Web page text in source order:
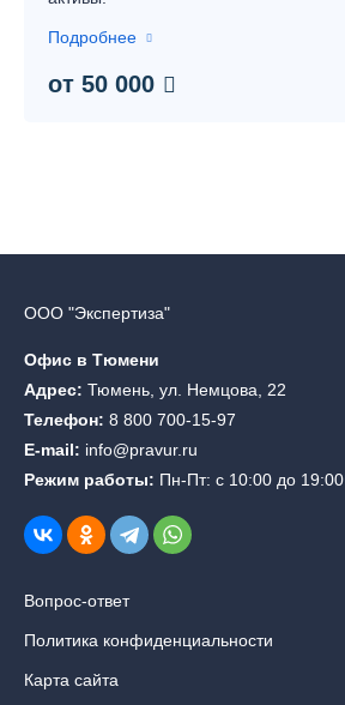
Подробнее
от 50 000
ООО "Экспертиза"
Офис в Тюмени
Адрес: Тюмень, ул. Немцова, 22
Телефон: 8 800 700-15-97
E-mail: info@pravur.ru
Режим работы: Пн-Пт: с 10:00 до 19:00
Вопрос-ответ
Политика конфиденциальности
Карта сайта